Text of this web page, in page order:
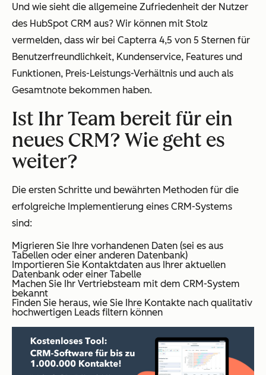
Und wie sieht die allgemeine Zufriedenheit der Nutzer
des HubSpot CRM aus? Wir können mit Stolz
vermelden, dass wir bei Capterra 4,5 von 5 Sternen für
Benutzerfreundlichkeit, Kundenservice, Features und
Funktionen, Preis-Leistungs-Verhältnis und auch als
Gesamtnote bekommen haben.
Ist Ihr Team bereit für ein
neues CRM? Wie geht es
weiter?
Die ersten Schritte und bewährten Methoden für die
erfolgreiche Implementierung eines CRM-Systems
sind:
Migrieren Sie Ihre vorhandenen Daten (sei es aus
Tabellen oder einer anderen Datenbank)
Importieren Sie Kontaktdaten aus Ihrer aktuellen
Datenbank oder einer Tabelle
Machen Sie Ihr Vertriebsteam mit dem CRM-System
bekannt
Finden Sie heraus, wie Sie Ihre Kontakte nach qualitativ
hochwertigen Leads filtern können